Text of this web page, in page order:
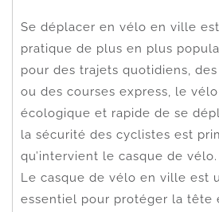
Se déplacer en vélo en ville
pratique de plus en plus
pour des trajets quotidiens,
ou des courses express, le
écologique et rapide de se
la sécurité des cyclistes est
qu’intervient le casque de vélo.
Le casque de vélo en ville est
essentiel pour protéger la tête